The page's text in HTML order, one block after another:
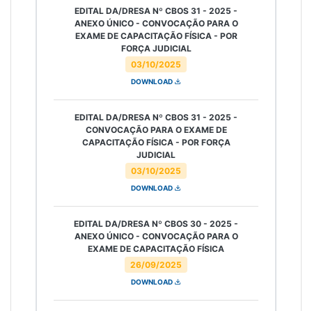
03/10/2025
EDITAL DA/DRESA Nº CBOS 31 - 2025 -
ANEXO ÚNICO - CONVOCAÇÃO PARA O
EXAME DE CAPACITAÇÃO FÍSICA - POR
FORÇA JUDICIAL
DOWNLOAD
03/10/2025
EDITAL DA/DRESA Nº CBOS 31 - 2025 -
CONVOCAÇÃO PARA O EXAME DE
CAPACITAÇÃO FÍSICA - POR FORÇA
JUDICIAL
DOWNLOAD
26/09/2025
EDITAL DA/DRESA Nº CBOS 30 - 2025 -
ANEXO ÚNICO - CONVOCAÇÃO PARA O
EXAME DE CAPACITAÇÃO FÍSICA
DOWNLOAD